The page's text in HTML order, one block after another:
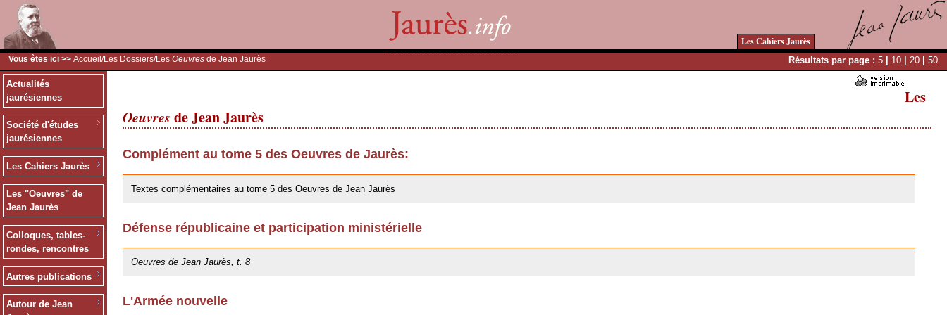
Les Cahiers Jaurès
Vous êtes ici >> Accueil /Les Dossiers/Les Oeuvres de Jean Jaurès Résultats par page : 5 | 10 | 20 | 50
Actualités
jaurésiennes
Société d'études
jaurésiennes
Les Cahiers Jaurès
Les "Oeuvres" de
Jean Jaurès
Colloques, tables-
rondes, rencontres
Autres publications
Autour de Jean
Les
Oeuvres de Jean Jaurès
Complément au tome 5 des Oeuvres de Jaurès:
Textes complémentaires au tome 5 des Oeuvres de Jean Jaurès
Défense républicaine et participation ministérielle
Oeuvres de Jean Jaurès, t. 8
L'Armée nouvelle